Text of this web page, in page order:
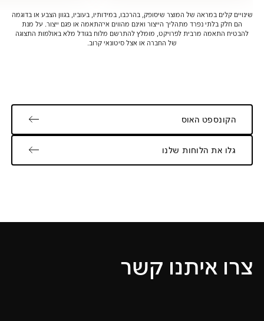
שינויים קלים במראה של המוצר שיסופק, בהרכבו, במידותיו, בעוביו, בגוון הצבע או בדוגמה
הם חלק בלתי נפרד מתהליך הייצור ואינם מהווים אי־התאמה או פגם ייצור. על מנת
להבטיח התאמה מרבית לפרויקט, מומלץ להתרשם מלוח בגודל מלא באולמות התצוגה
של החברה או אצל סיטונאי קרוב.
הקונספט האוס
גלו את הלוחות שלנו
צרו איתנו קשר